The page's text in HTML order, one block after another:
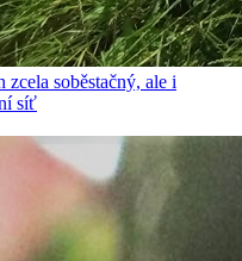
zcela soběstačný, ale i
síť